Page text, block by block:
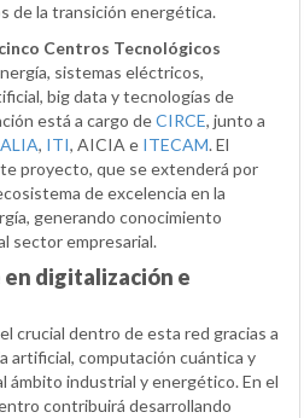
de la transición energética.
cinco Centros Tecnológicos
sistemas eléctricos,
big data y tecnologías de
está a cargo deCIRCE, junto a
, ITI, AICIA e ITECAM. El
proyecto, que se extenderá por
de excelencia en la
generando conocimiento
sector empresarial.
en digitalización e
crucial dentro de esta red gracias a
artificial, computación cuántica y
ámbito industrial y energético. En el
contribuirá desarrollando